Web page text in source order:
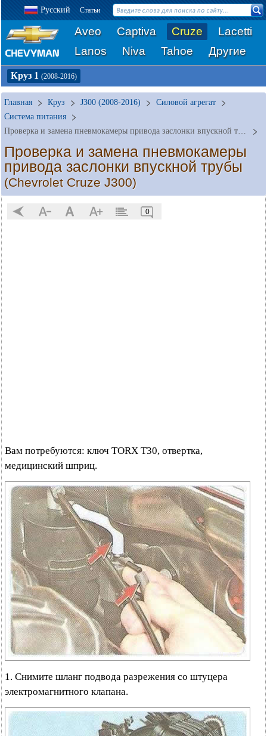
Русский Статьи
Aveo Captiva Cruze
Lacetti
Lanos
Niva Tahoe Другие
Круз 1 (2008-2016)
Главная Круз J300 (2008-2016)
Силовой агрегат
Система питания
Проверка и замена пневмокамеры привода заслонки впускной трубы
Проверка и замена пневмокамеры
привода заслонки впускной трубы
(Chevrolet Cruze J300)
0
Вам потребуются: ключ TORX Т30, отвертка,
медицинский шприц.
1. Снимите шланг подвода разрежения со штуцера
электромагнитного клапана.